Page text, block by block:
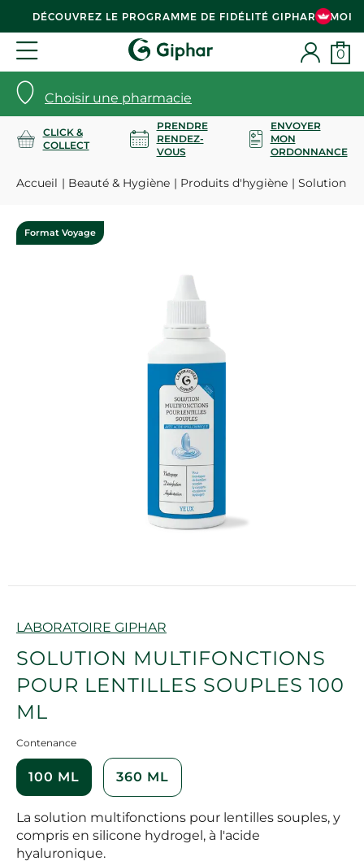
DÉCOUVREZ LE PROGRAMME DE FIDÉLITÉ GIPHAR & MOI
Choisir une pharmacie
0
CLICK &
COLLECT
PRENDRE
RENDEZ-
VOUS
ENVOYER
MON
ORDONNANCE
Accueil Beauté & Hygiène Produits d'hygiène Solution
Format Voyage
Marque
LABORATOIRE GIPHAR
SOLUTION MULTIFONCTIONS
POUR LENTILLES SOUPLES 100
ML
Contenance
100 ML 360 ML
La solution multifonctions pour lentilles souples, y
compris en silicone hydrogel, à l'acide
hyaluronique.